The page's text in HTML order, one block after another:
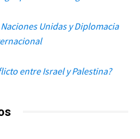
Unidas y Diplomacia
entre Israel y Palestina?